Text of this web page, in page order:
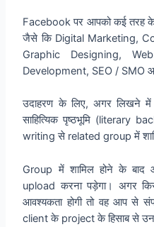
Facebook पर आपको कई तरह
जैसे कि Digital Marketing,
Graphic Designing,
Development, SEO / SMO
उदाहरण के लिए, अगर लिखने
साहित्यिक पृष्ठभूमि (literary
writing से related group में
Group में शामिल होने के
upload करना पड़ेगा। अगर
आवश्यकता होगी तो वह आप से
client के project के हिसाब से